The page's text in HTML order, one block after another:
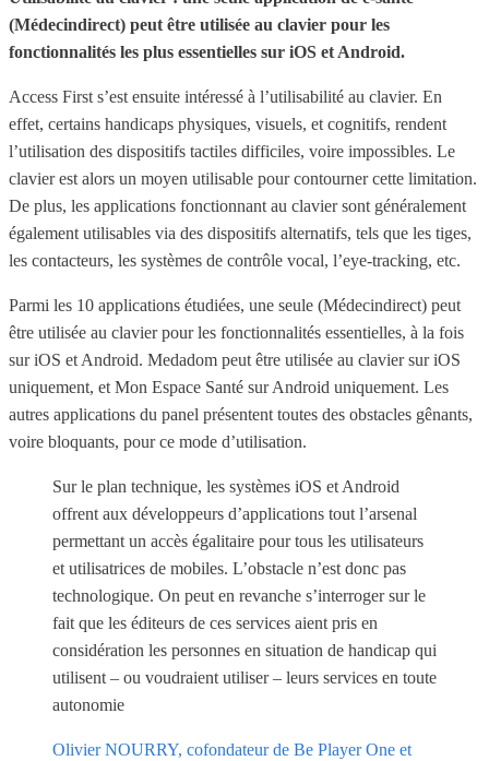
(Médecindirect) peut être utilisée au clavier pour les
fonctionnalités les plus essentielles sur iOS et Android.
Access First s’est ensuite intéressé à l’utilisabilité au clavier. En
effet, certains handicaps physiques, visuels, et cognitifs, rendent
l’utilisation des dispositifs tactiles difficiles, voire impossibles. Le
clavier est alors un moyen utilisable pour contourner cette limitation.
De plus, les applications fonctionnant au clavier sont généralement
également utilisables via des dispositifs alternatifs, tels que les tiges,
les contacteurs, les systèmes de contrôle vocal, l’eye-tracking, etc.
Parmi les 10 applications étudiées, une seule (Médecindirect) peut
être utilisée au clavier pour les fonctionnalités essentielles, à la fois
sur iOS et Android. Medadom peut être utilisée au clavier sur iOS
uniquement, et Mon Espace Santé sur Android uniquement. Les
autres applications du panel présentent toutes des obstacles gênants,
voire bloquants, pour ce mode d’utilisation.
Sur le plan technique, les systèmes iOS et Android
offrent aux développeurs d’applications tout l’arsenal
permettant un accès égalitaire pour tous les utilisateurs
et utilisatrices de mobiles. L’obstacle n’est donc pas
technologique. On peut en revanche s’interroger sur le
fait que les éditeurs de ces services aient pris en
considération les personnes en situation de handicap qui
utilisent – ou voudraient utiliser – leurs services en toute
autonomie
Olivier NOURRY, cofondateur de Be Player One et